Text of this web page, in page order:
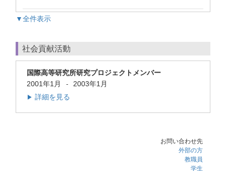
▼全件表示
社会貢献活動
国際高等研究所研究プロジェクトメンバー
2001年1月
- 2003年1月
▶ 詳細を見る
お問い合わせ先
外部の方
教職員
学生